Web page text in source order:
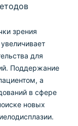
зрения
для
Поддержание
а
в сфере
новых